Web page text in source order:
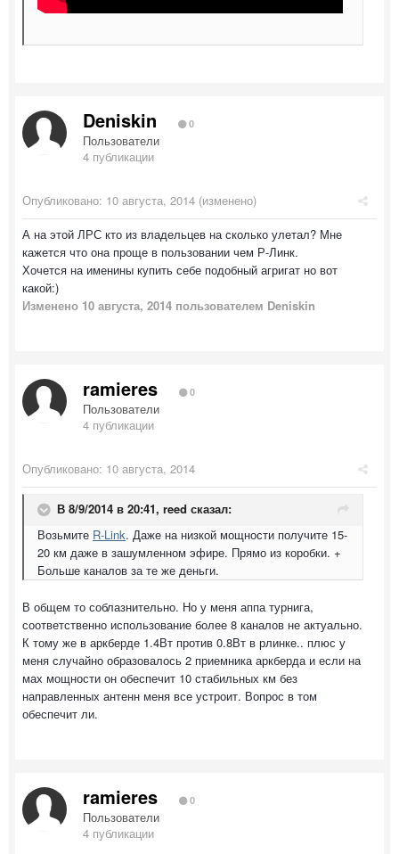
Deniskin 0
Пользователи
4 публикации
Опубликовано: 10 августа, 2014 (изменено)
А на этой ЛРС кто из владельцев на сколько улетал? Мне
кажется что она проще в пользовании чем Р-Линк.
Хочется на именины купить себе подобный агригат но вот
какой:)
Изменено 10 августа, 2014 пользователем Deniskin
ramieres 0
Пользователи
4 публикации
Опубликовано: 10 августа, 2014
В 8/9/2014 в 20:41, reed сказал:
Возьмите R-Link. Даже на низкой мощности получите 15-
20 км даже в зашумленном эфире. Прямо из коробки. +
Больше каналов за те же деньги.
В общем то соблазнительно. Но у меня аппа турнига,
соответственно использование более 8 каналов не актуально.
К тому же в аркберде 1.4Вт против 0.8Вт в рлинке.. плюс у
меня случайно образовалось 2 приемника аркберда и если на
мах мощности он обеспечит 10 стабильных км без
направленных антенн меня все устроит. Вопрос в том
обеспечит ли.
ramieres 0
Пользователи
4 публикации